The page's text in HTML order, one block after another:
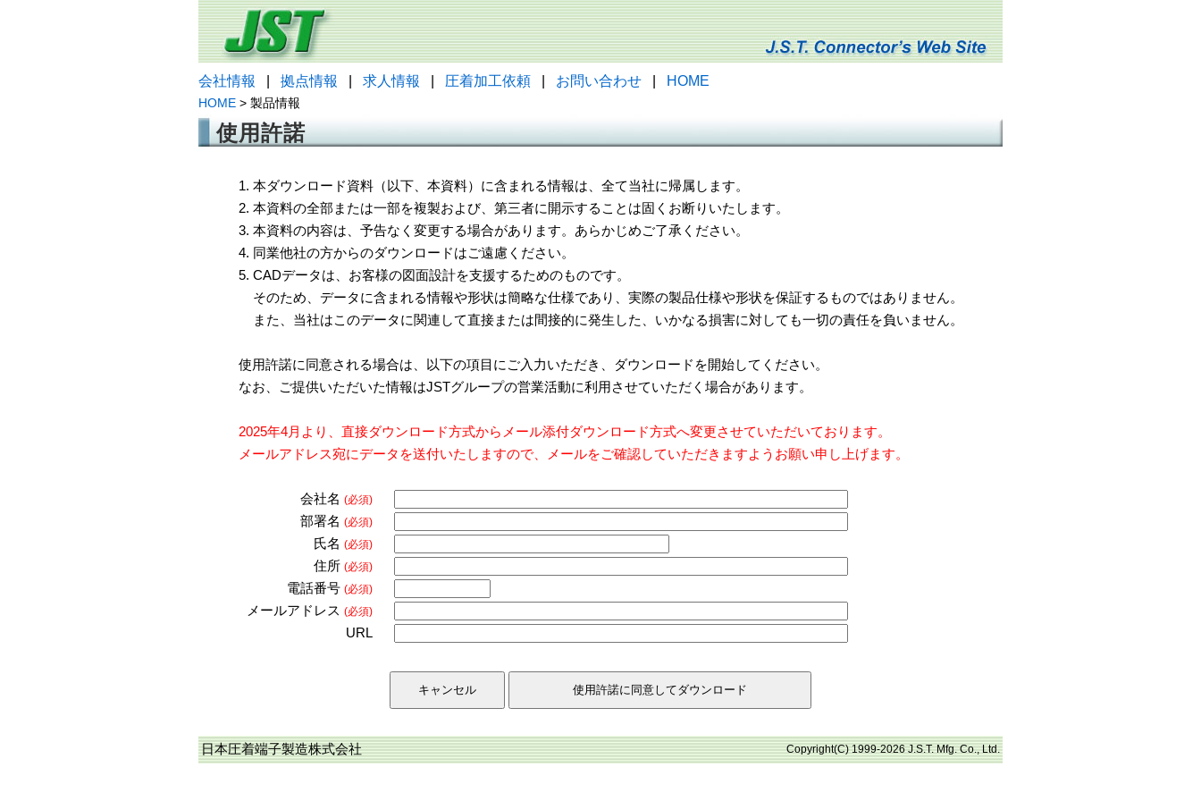
会社情報 拠点情報 求人情報 圧着加工依頼 お問い合わせ HOME
HOME > 製品情報
使用許諾
1. 本ダウンロード資料（以下、本資料）に含まれる情報は、全て当社に帰属します。
2. 本資料の全部または一部を複製および、第三者に開示することは固くお断りいたします。
3. 本資料の内容は、予告なく変更する場合があります。あらかじめご了承ください。
4. 同業他社の方からのダウンロードはご遠慮ください。
5. CADデータは、お客様の図面設計を支援するためのものです。
そのため、データに含まれる情報や形状は簡略な仕様であり、実際の製品仕様や形状を保証するものではありません。
また、当社はこのデータに関連して直接または間接的に発生した、いかなる損害に対しても一切の責任を負いません。
使用許諾に同意される場合は、以下の項目にご入力いただき、ダウンロードを開始してください。
なお、ご提供いただいた情報はJSTグループの営業活動に利用させていただく場合があります。
2025年4月より、直接ダウンロード方式からメール添付ダウンロード方式へ変更させていただいております。
メールアドレス宛にデータを送付いたしますので、メールをご確認していただきますようお願い申し上げます。
会社名 (必須)
部署名 (必須)
氏名 (必須)
住所 (必須)
電話番号 (必須)
メールアドレス (必須)
URL
日本圧着端子製造株式会社 Copyright(C) 1999-2026 J.S.T. Mfg. Co., Ltd.